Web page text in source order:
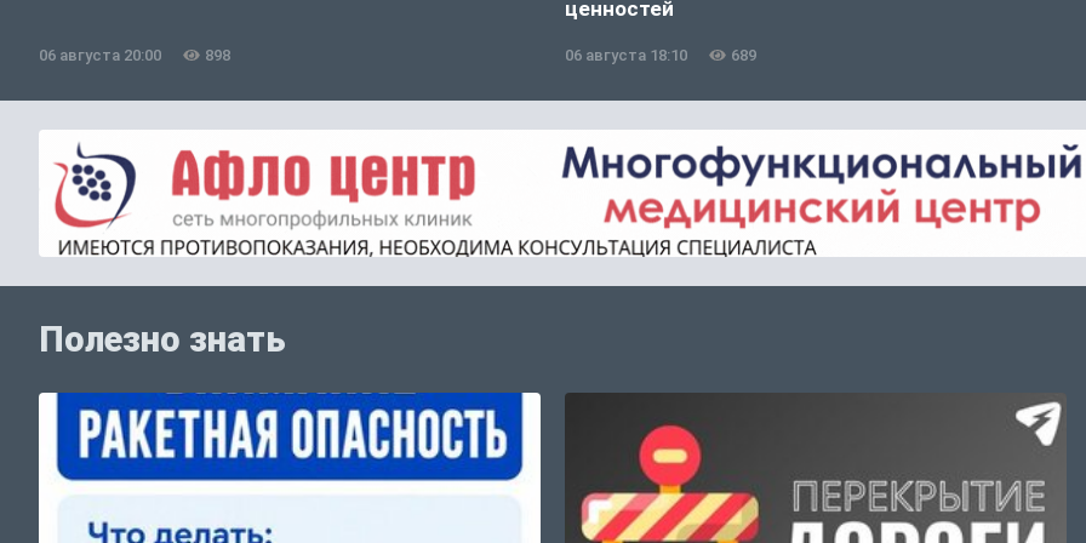
06 августа 20:00 898
ценностей
06 августа 18:10 689
Полезно знать